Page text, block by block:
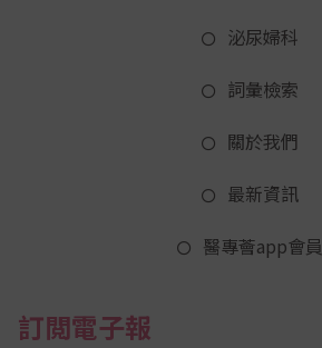
泌尿婦科
詞彙檢索
關於我們
最新資訊
醫專薈app會員
訂閲電子報